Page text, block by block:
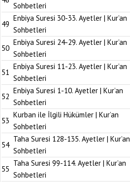
Sohbetleri
49
Enbiya Suresi 30-33. Ayetler | Kur’an
Sohbetleri
50
Enbiya Suresi 24-29. Ayetler | Kur’an
Sohbetleri
51
Enbiya Suresi 11-23. Ayetler | Kur’an
Sohbetleri
52
Enbiya Suresi 1-10. Ayetler | Kur’an
Sohbetleri
53
Kurban ile İlgili Hükümler | Kur’an
Sohbetleri
54
Taha Suresi 128-135. Ayetler | Kur’an
Sohbetleri
55
Taha Suresi 99-114. Ayetler | Kur’an
Sohbetleri